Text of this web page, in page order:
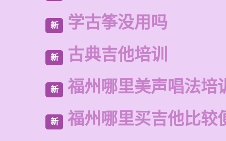
新 学古筝没用吗
新 古典吉他培训
新 福州哪里美声唱法培
新 福州哪里买吉他比较